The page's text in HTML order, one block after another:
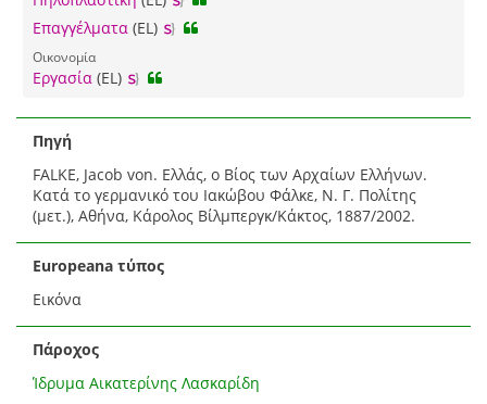
Επαγγέλματα (EL)
Οικονομία
Εργασία (EL)
Πηγή
FALKE, Jacob von. Ελλάς, ο Βίος των Αρχαίων Ελλήνων.
Κατά το γερμανικό του Ιακώβου Φάλκε, Ν. Γ. Πολίτης
(μετ.), Αθήνα, Κάρολος Βίλμπεργκ/Κάκτος, 1887/2002.
Europeana τύπος
Εικόνα
Πάροχος
Ίδρυμα Αικατερίνης Λασκαρίδη